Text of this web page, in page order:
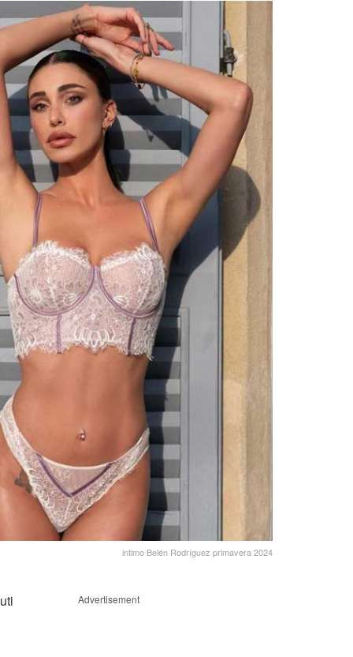
intimo Belén Rodríguez primavera 2024
Advertisement